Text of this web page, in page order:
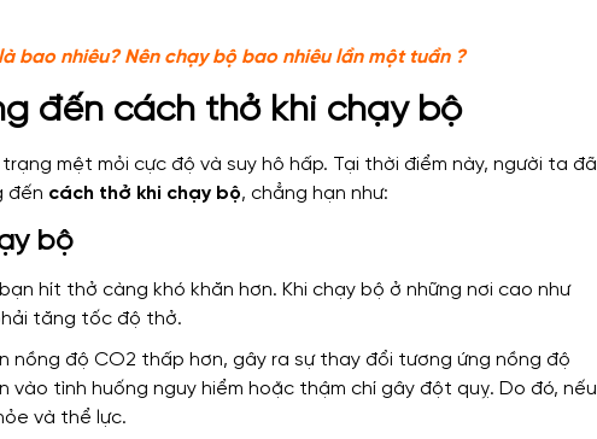
bao nhiêu? Nên chạy bộ bao nhiêu lần một tuần ?
đến cách thở khi chạy bộ
mệt mỏi cực độ và suy hô hấp. Tại thời điểm này, người ta đã
đến cách thở khi chạy bộ, chẳng hạn như:
bộ
hít thở càng khó khăn hơn. Khi chạy bộ ở những nơi cao như
tăng tốc độ thở.
nồng độ CO2 thấp hơn, gây ra sự thay đổi tương ứng nồng độ
tình huống nguy hiểm hoặc thậm chí gây đột quỵ. Do đó, nếu
và thể lực.